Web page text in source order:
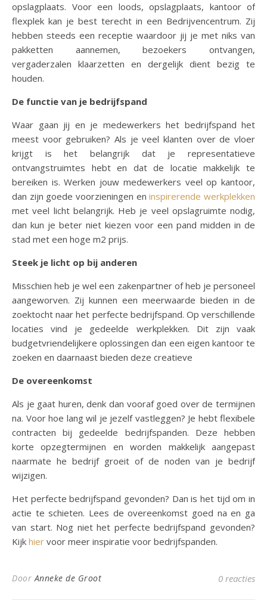
opslagplaats. Voor een loods, opslagplaats, kantoor of
flexplek kan je best terecht in een Bedrijvencentrum. Zij
hebben steeds een receptie waardoor jij je met niks van
pakketten aannemen, bezoekers ontvangen,
vergaderzalen klaarzetten en dergelijk dient bezig te
houden.
De functie van je bedrijfspand
Waar gaan jij en je medewerkers het bedrijfspand het
meest voor gebruiken? Als je veel klanten over de vloer
krijgt is het belangrijk dat je representatieve
ontvangstruimtes hebt en dat de locatie makkelijk te
bereiken is. Werken jouw medewerkers veel op kantoor,
dan zijn goede voorzieningen eninspirerende werkplekken
met veel licht belangrijk. Heb je veel opslagruimte nodig,
dan kun je beter niet kiezen voor een pand midden in de
stad met een hoge m2 prijs.
Steek je licht op bij anderen
Misschien heb je wel een zakenpartner of heb je personeel
aangeworven. Zij kunnen een meerwaarde bieden in de
zoektocht naar het perfecte bedrijfspand. Op verschillende
locaties vind je gedeelde werkplekken. Dit zijn vaak
budgetvriendelijkere oplossingen dan een eigen kantoor te
zoeken en daarnaast bieden deze creatieve
De overeenkomst
Als je gaat huren, denk dan vooraf goed over de termijnen
na. Voor hoe lang wil je jezelf vastleggen? Je hebt flexibele
contracten bij gedeelde bedrijfspanden. Deze hebben
korte opzegtermijnen en worden makkelijk aangepast
naarmate he bedrijf groeit of de noden van je bedrijf
wijzigen.
Het perfecte bedrijfspand gevonden? Dan is het tijd om in
actie te schieten. Lees de overeenkomst goed na en ga
van start. Nog niet het perfecte bedrijfspand gevonden?
Kijk hier voor meer inspiratie voor bedrijfspanden.
DoorAnneke de Groot 0 reacties